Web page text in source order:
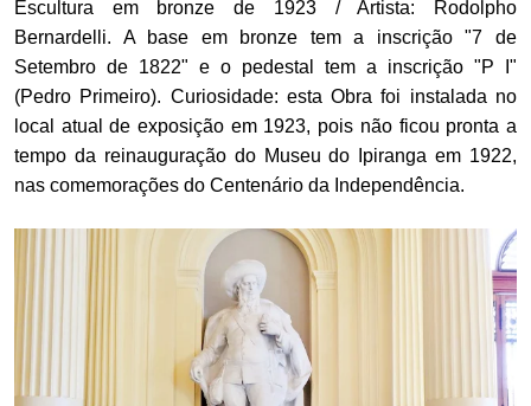
Escultura em bronze de 1923 / Artista: Rodolpho
Bernardelli. A base em bronze tem a inscrição "7 de
Setembro de 1822" e o pedestal tem a inscrição "P I"
(Pedro Primeiro). Curiosidade: esta Obra foi instalada no
local atual de exposição em 1923, pois não ficou pronta a
tempo da reinauguração do Museu do Ipiranga em 1922,
nas comemorações do Centenário da Independência.